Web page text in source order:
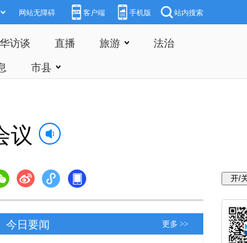
网站无障碍 客户端 手机版 站内搜索
访谈 直播 旅游
法治
市县
议
今日要闻 更多 >>